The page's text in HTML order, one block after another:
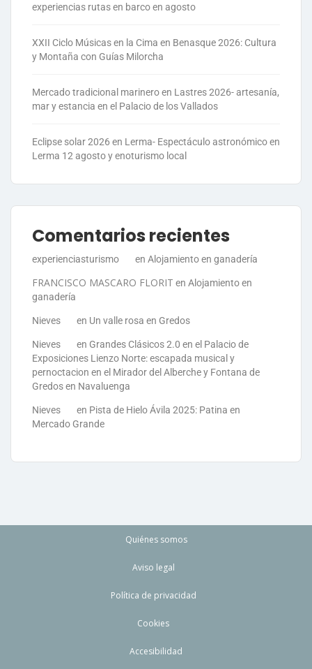
experiencias rutas en barco en agosto
XXII Ciclo Músicas en la Cima en Benasque 2026: Cultura
y Montaña con Guías Milorcha
Mercado tradicional marinero en Lastres 2026- artesanía,
mar y estancia en el Palacio de los Vallados
Eclipse solar 2026 en Lerma- Espectáculo astronómico en
Lerma 12 agosto y enoturismo local
Comentarios recientes
experienciasturismo en Alojamiento en ganadería
FRANCISCO MASCARO FLORIT en Alojamiento en
ganadería
Nieves en Un valle rosa en Gredos
Nieves en Grandes Clásicos 2.0 en el Palacio de
Exposiciones Lienzo Norte: escapada musical y
pernoctacion en el Mirador del Alberche y Fontana de
Gredos en Navaluenga
Nieves en Pista de Hielo Ávila 2025: Patina en
Mercado Grande
Quiénes somos
Aviso legal
Política de privacidad
Cookies
Accesibilidad